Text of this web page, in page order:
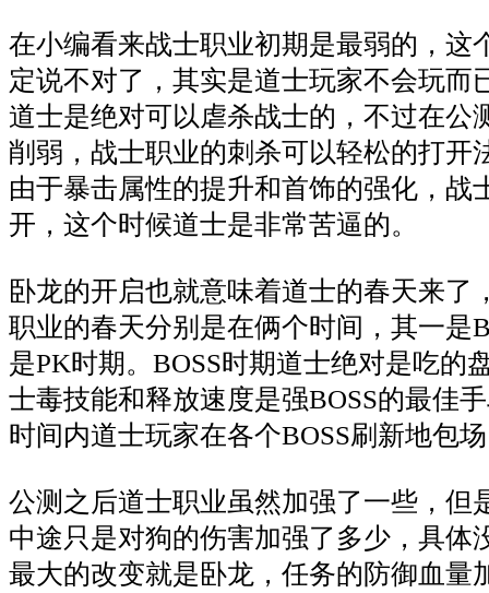
在小编看来战士职业初期是最弱的，这
定说不对了，其实是道士玩家不会玩而
道士是绝对可以虐杀战士的，不过在公
削弱，战士职业的刺杀可以轻松的打开
由于暴击属性的提升和首饰的强化，战
开，这个时候道士是非常苦逼的。
卧龙的开启也就意味着道士的春天来了
职业的春天分别是在俩个时间，其一是
是PK时期。BOSS时期道士绝对是吃的
士毒技能和释放速度是强BOSS的最佳
时间内道士玩家在各个BOSS刷新地包
公测之后道士职业虽然加强了一些，但
中途只是对狗的伤害加强了多少，具体
最大的改变就是卧龙，任务的防御血量